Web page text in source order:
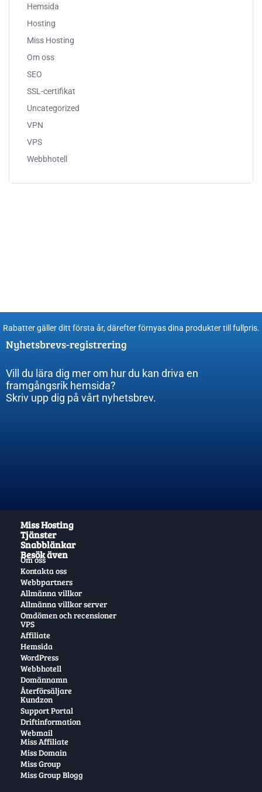
Hemsida
Hosting
Miss Hosting
Om oss
SEO
SSL-certifikat
Uncategorized
VPN
VPS
Webbhotell
Rabatter gäller ditt första år, därefter förnyas dina produkter till fullpris​.
Nyhetsbrevs-registrering
Vill du lära dig mer om hur du kan driva en
framgångsrik hemsida?
Skriv upp dig på vårt nyhetsbrev.
Miss Hosting
Tjänster
Snabblänkar
Besök även
Om oss
Kontakta oss
Webbpartners
Allmänna villkor
Allmänna villkor server
Omdömen och recensioner
VPS
Affiliate
Hemsida
WordPress
Webbhotell
Domännamn
Återförsäljare
Kundzon
Support Portal
Driftinformation
Webmail
Miss Affiliate
Miss Domain
Miss Group
Miss Group Blogg